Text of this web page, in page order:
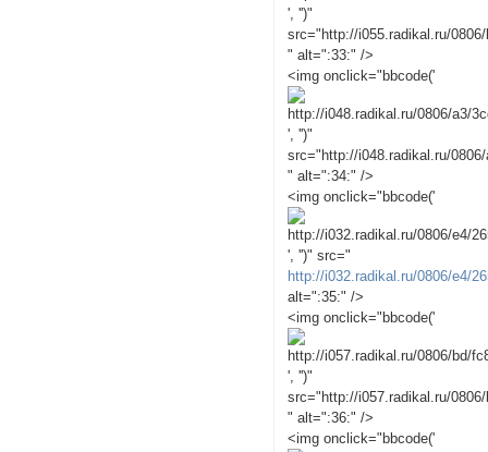
', '')"
src="http://i055.radikal.ru/
" alt=":33:" />
<img onclick="bbcode('
', '')"
src="http://i048.radikal.ru/
" alt=":34:" />
<img onclick="bbcode('
', '')" src="
http://i032.radikal.ru/0806/e4/
alt=":35:" />
<img onclick="bbcode('
', '')"
src="http://i057.radikal.ru/
" alt=":36:" />
<img onclick="bbcode('